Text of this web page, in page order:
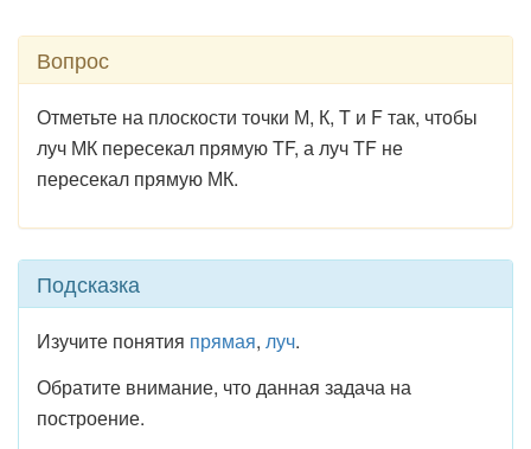
Вопрос
Отметьте на плоскости точки М, К, T и F так, чтобы
луч МК пере­секал прямую TF, а луч TF не
пересекал прямую МК.
Подсказка
Изучите понятия прямая, луч.
Обратите внимание, что данная задача на
построение.